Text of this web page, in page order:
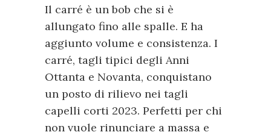
Il carré è un bob che si è
allungato fino alle spalle. E ha
aggiunto volume e consistenza. I
carré, tagli tipici degli Anni
Ottanta e Novanta, conquistano
un posto di rilievo nei tagli
capelli corti 2023. Perfetti per chi
non vuole rinunciare a massa e